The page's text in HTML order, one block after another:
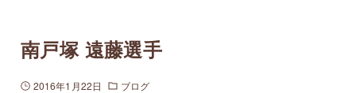
南戸塚 遠藤選手
2016年1月22日 ブログ